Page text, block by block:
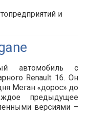
и
автомобиль с
Renault 16. Он
Меган «дорос» до
предыдущее
версиями –